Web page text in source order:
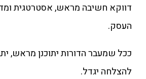
דווקא חשיבה מראש, אסטרטגית
העסק.
ככל שמעבר הדורות יתוכנן מראש,
להצלחה יגדל.